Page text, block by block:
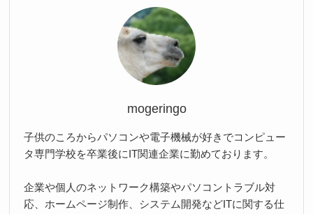
mogeringo
子供のころからパソコンや電子機械が好きでコンピュー
タ専門学校を卒業後にIT関連企業に勤めております。
企業や個人のネットワーク構築やパソコントラブル対
応、ホームページ制作、システム開発などITに関する仕